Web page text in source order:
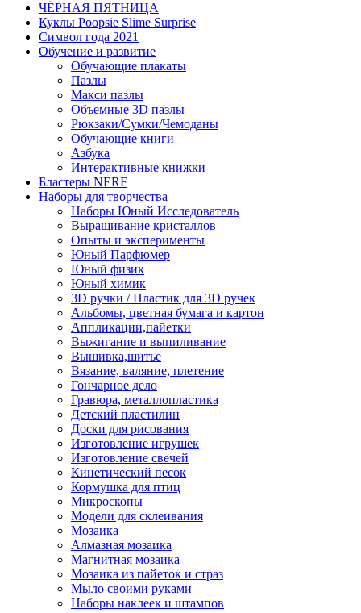
ЧЁРНАЯ ПЯТНИЦА
Куклы Poopsie Slime Surprise
Символ года 2021
Обучение и развитие
Обучающие плакаты
Пазлы
Макси пазлы
Объемные 3D пазлы
Рюкзаки/Сумки/Чемоданы
Обучающие книги
Азбука
Интерактивные книжки
Бластеры NERF
Наборы для творчества
Наборы Юный Исследователь
Выращивание кристаллов
Опыты и эксперименты
Юный Парфюмер
Юный физик
Юный химик
3D ручки / Пластик для 3D ручек
Альбомы, цветная бумага и картон
Аппликации,пайетки
Выжигание и выпиливание
Вышивка,шитье
Вязание, валяние, плетение
Гончарное дело
Гравюра, металлопластика
Детский пластилин
Доски для рисования
Изготовление игрушек
Изготовление свечей
Кинетический песок
Кормушка для птиц
Микроскопы
Модели для склеивания
Мозаика
Алмазная мозаика
Магнитная мозаика
Мозаика из пайеток и страз
Мыло своими руками
Наборы наклеек и штампов